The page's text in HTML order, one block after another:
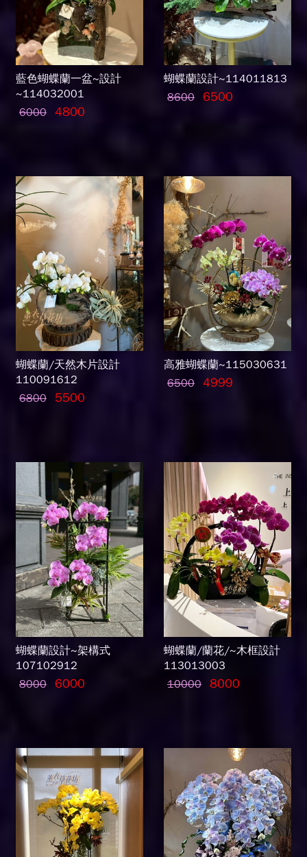
藍色蝴蝶蘭一盆~設計
~114032001
6000 4800
蝴蝶蘭設計~114011813
8600 6500
蝴蝶蘭/天然木片設計
110091612
6800
5500
高雅蝴蝶蘭~115030631
6500 4999
蝴蝶蘭設計~架構式
107102912
8000 6000
蝴蝶蘭/蘭花/~木框設計
113013003
10000 8000